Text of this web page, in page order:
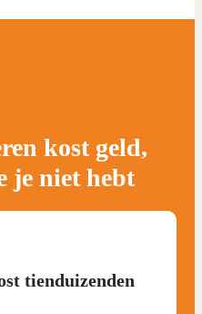
kost geld,
je niet hebt
tienduizenden